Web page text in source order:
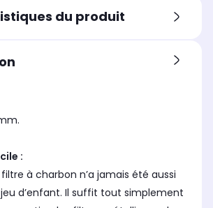
du produit
:
à charbon n’a jamais été aussi
jeu d’enfant. Il suffit tout simplement